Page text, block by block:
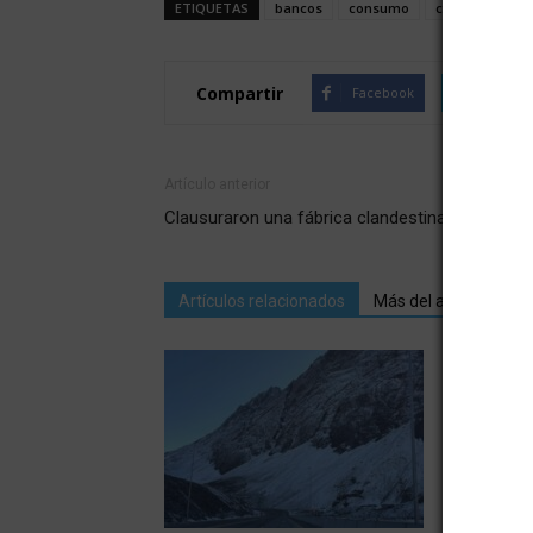
ETIQUETAS bancos consumo crisis
Compartir Facebook
Clausuraron una fábrica clandestina de aceite
Artículos relacionados Más del autor